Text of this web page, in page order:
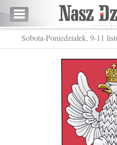
Sobota-Poniedziałek, 9-11